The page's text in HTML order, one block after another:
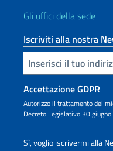
Gli uffici della sede
Iscriviti alla nostra
Inserisci la tua email
Accettazione GDPR
Autorizzo il trattamento dei
Decreto Legislativo 30
Sì, voglio iscrivermi alla